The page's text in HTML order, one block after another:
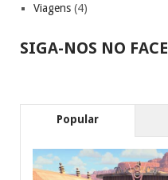
Viagens (4)
SIGA-NOS NO
Popular